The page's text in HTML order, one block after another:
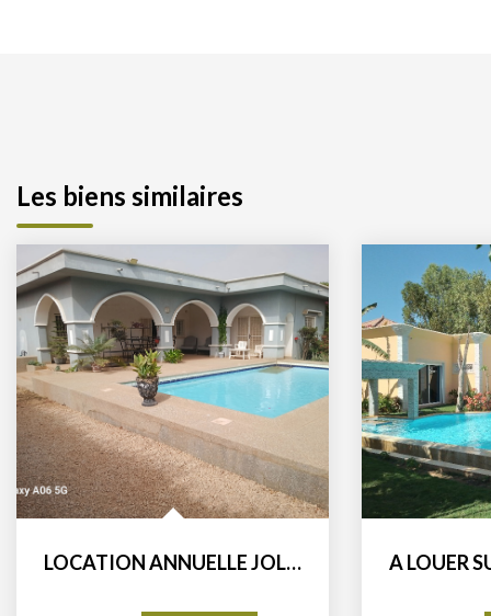
Les biens similaires
LOCATION ANNUELLE JOLIE VILLA DANS QUARTIER CALME ET...